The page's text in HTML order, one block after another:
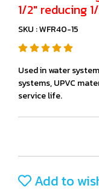
1/2" reducing
SKU : WFR40-15
Used in water
systems, UPVC
service life.
Add to